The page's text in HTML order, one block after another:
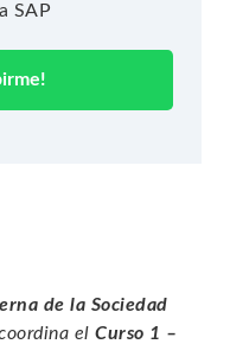
SAP
de la Sociedad
el Curso 1 –